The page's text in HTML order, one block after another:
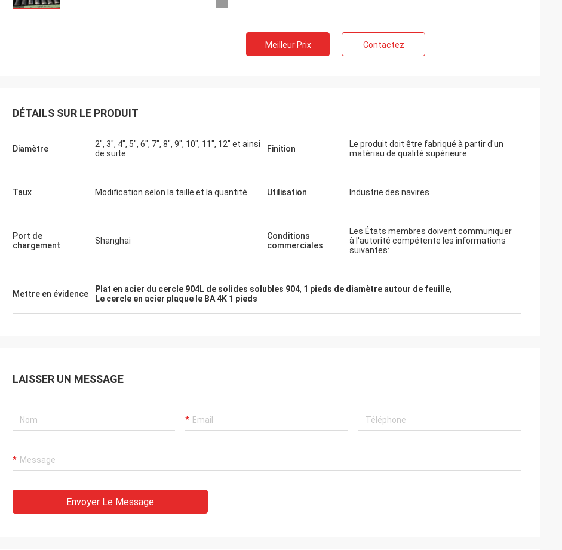
Quand vous choisissez vos associés,
vous augmentez la probabilité du succès.
Meilleur Prix Contactez
DÉTAILS SUR LE PRODUIT
Diamètre
2", 3", 4", 5", 6", 7", 8", 9", 10", 11", 12" et ainsi
de suite.
Finition
Le produit doit être fabriqué à partir d'un
matériau de qualité supérieure.
Taux Modification selon la taille et la quantité Utilisation Industrie des navires
Port de
chargement
Shanghai
Conditions
commerciales
Les États membres doivent communiquer
à l'autorité compétente les informations
suivantes:
Mettre en évidence Plat en acier du cercle 904L de solides solubles 904, 1 pieds de diamètre autour de feuille,
Le cercle en acier plaque le BA 4K 1 pieds
LAISSER UN MESSAGE
Envoyer Le Message